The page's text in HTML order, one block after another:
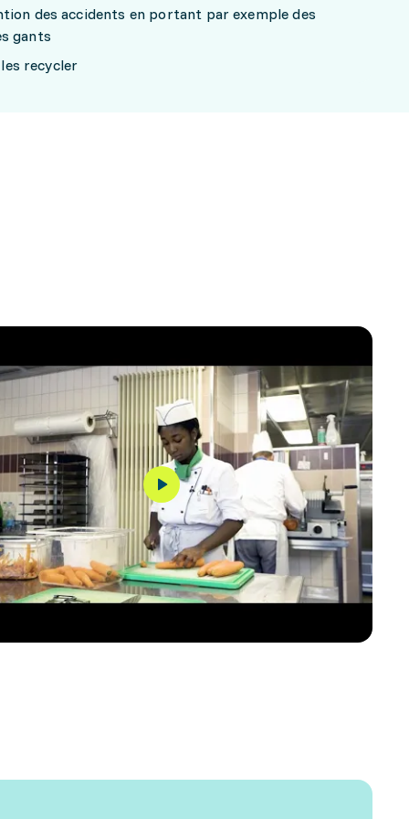
des accidents en portant par exemple des
gants
recycler